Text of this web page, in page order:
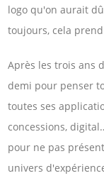
logo qu'on aurait
toujours, cela
Après les trois ans
demi pour penser
toutes ses
concessions,
pour ne pas
univers